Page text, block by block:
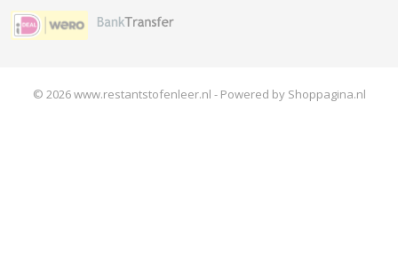
© 2026 www.restantstofenleer.nl - Powered by Shoppagina.nl